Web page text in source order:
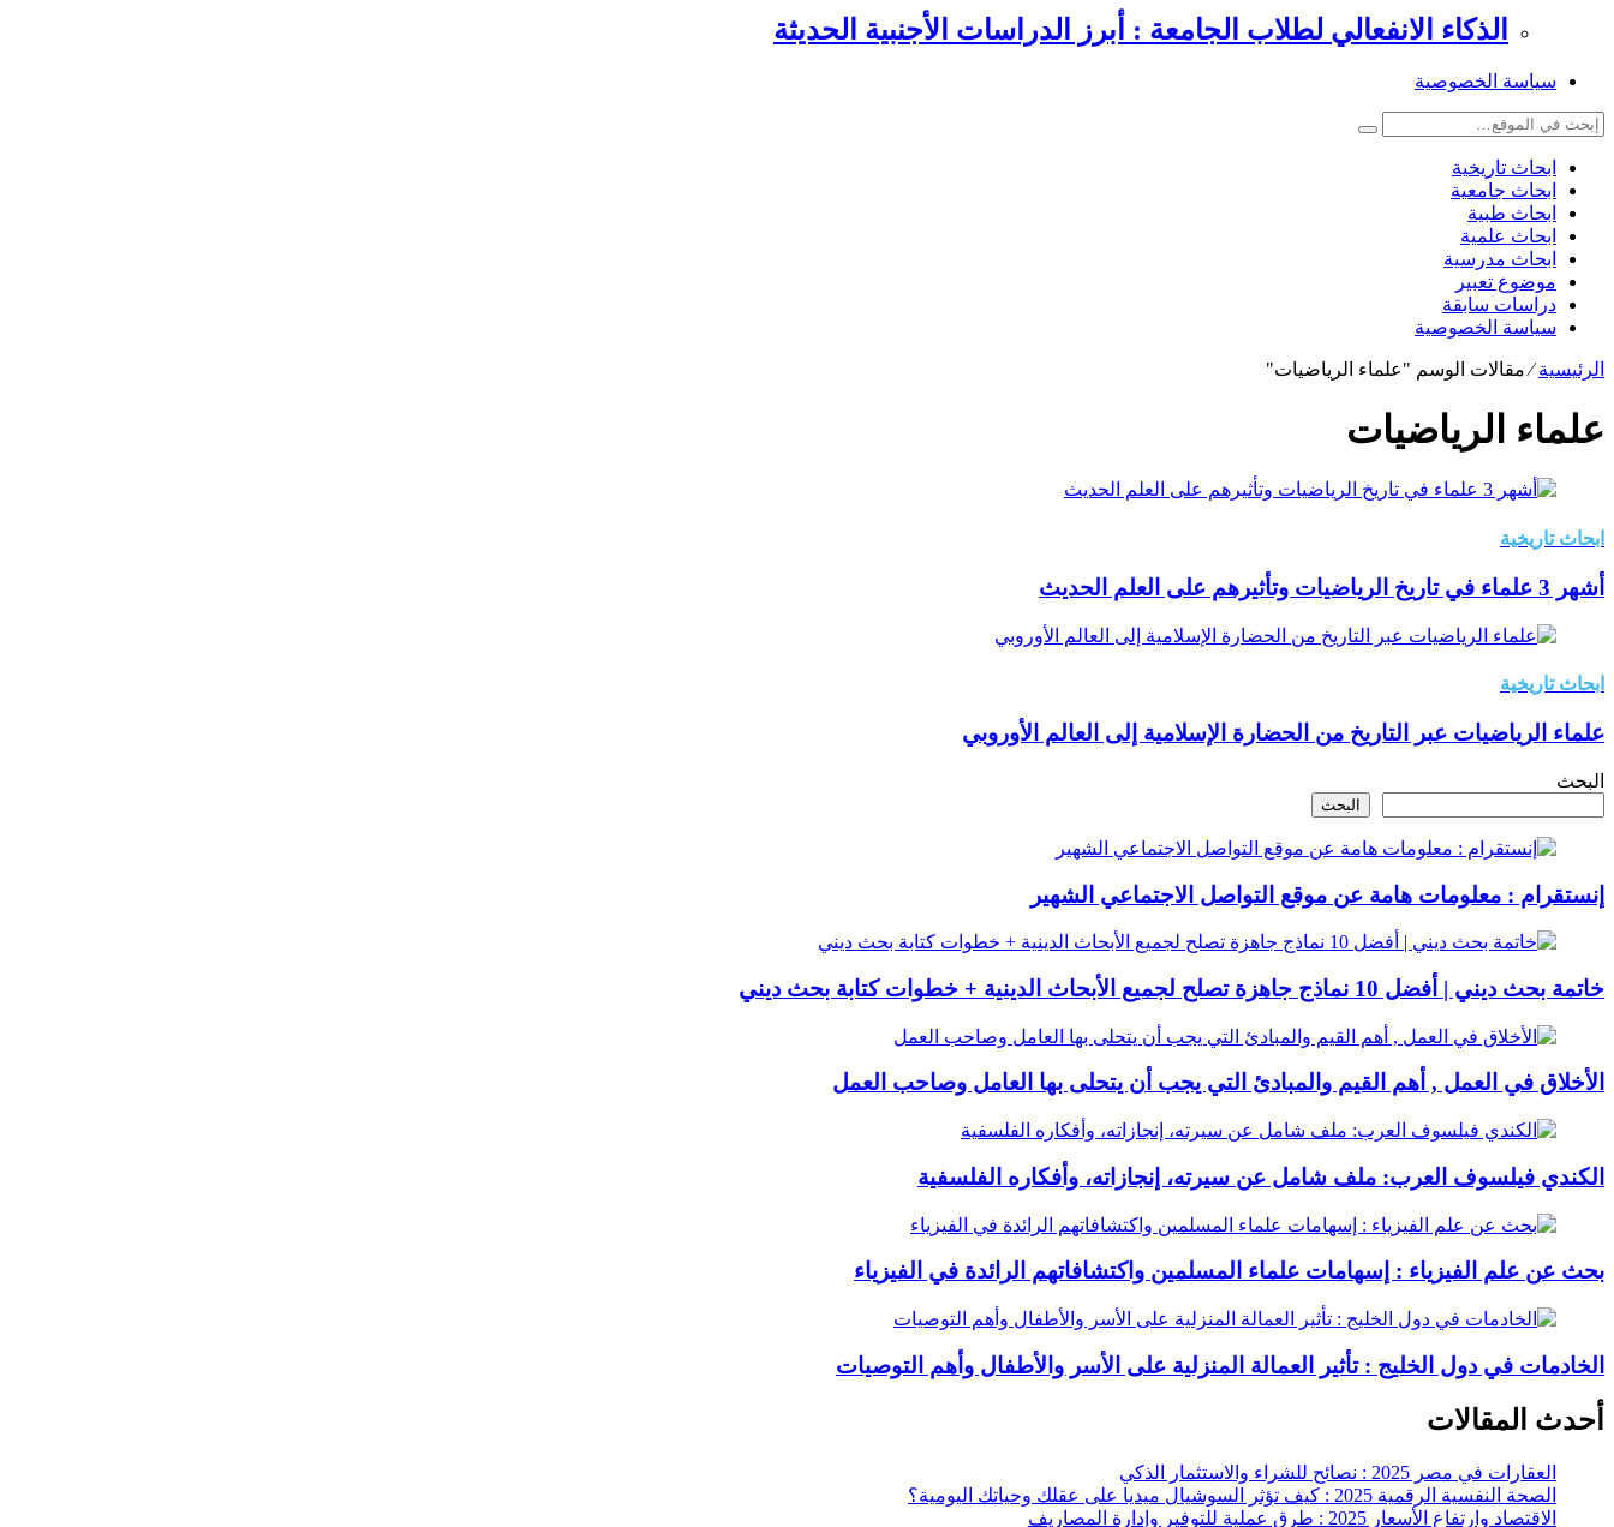
الذكاء الانفعالي لطلاب الجامعة : أبرز الدراسات الأجنبية الحديثة
سياسة الخصوصية
ابحاث تاريخية
ابحاث جامعية
ابحاث طبية
ابحاث علمية
ابحاث مدرسية
موضوع تعبير
دراسات سابقة
سياسة الخصوصية
الرئيسية⁄مقالات الوسم "علماء الرياضيات"
علماء الرياضيات
ابحاث تاريخية
أشهر 3 علماء في تاريخ الرياضيات وتأثيرهم على العلم الحديث
ابحاث تاريخية
علماء الرياضيات عبر التاريخ من الحضارة الإسلامية إلى العالم الأوروبي
البحث
البحث
إنستقرام : معلومات هامة عن موقع التواصل الاجتماعي الشهير
خاتمة بحث ديني | أفضل 10 نماذج جاهزة تصلح لجميع الأبحاث الدينية + خطوات كتابة بحث ديني
الأخلاق في العمل , أهم القيم والمبادئ التي يجب أن يتحلى بها العامل وصاحب العمل
الكندي فيلسوف العرب: ملف شامل عن سيرته، إنجازاته، وأفكاره الفلسفية
بحث عن علم الفيزياء : إسهامات علماء المسلمين واكتشافاتهم الرائدة في الفيزياء
الخادمات في دول الخليج : تأثير العمالة المنزلية على الأسر والأطفال وأهم التوصيات
أحدث المقالات
العقارات في مصر 2025 : نصائح للشراء والاستثمار الذكي
الصحة النفسية الرقمية 2025 : كيف تؤثر السوشيال ميديا على عقلك وحياتك اليومية؟
الاقتصاد وارتفاع الأسعار 2025 : طرق عملية للتوفير وإدارة المصاريف